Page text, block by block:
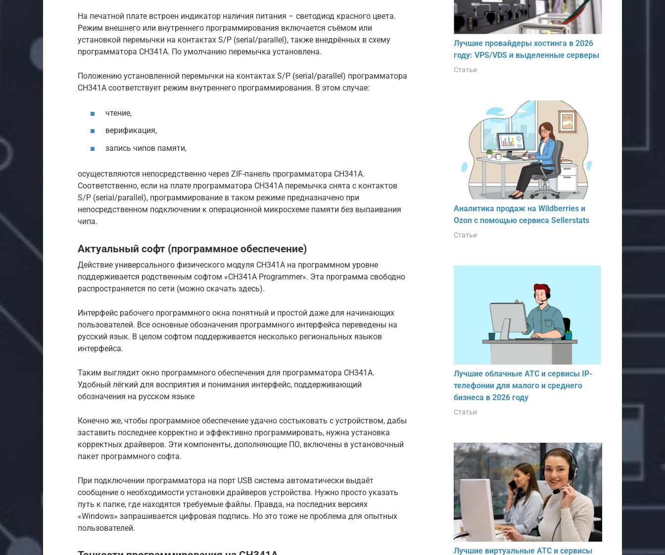
На печатной плате встроен индикатор наличия питания – светодиод красного цвета.
Режим внешнего или внутреннего программирования включается съёмом или
установкой перемычки на контактах S/P (serial/parallel), также внедрённых в схему
программатора CH341A. По умолчанию перемычка установлена.
Положению установленной перемычки на контактах S/P (serial/parallel) программатора
CH341A соответствует режим внутреннего программирования. В этом случае:
чтение,
верификация,
запись чипов памяти,
осуществляются непосредственно через ZIF-панель программатора CH341A.
Соответственно, если на плате программатора CH341A перемычка снята с контактов
S/P (serial/parallel), программирование в таком режиме предназначено при
непосредственном подключении к операционной микросхеме памяти без выпаивания
чипа.
Актуальный софт (программное обеспечение)
Действие универсального физического модуля CH341A на программном уровне
поддерживается родственным софтом «CH341A Programmer». Эта программа свободно
распространяется по сети (можно скачать здесь).
Интерфейс рабочего программного окна понятный и простой даже для начинающих
пользователей. Все основные обозначения программного интерфейса переведены на
русский язык. В целом софтом поддерживается несколько региональных языков
интерфейса.
Таким выглядит окно программного обеспечения для программатора CH341A.
Удобный лёгкий для восприятия и понимания интерфейс, поддерживающий
обозначения на русском языке
Конечно же, чтобы программное обеспечение удачно состыковать с устройством, дабы
заставить последнее корректно и эффективно программировать, нужна установка
корректных драйверов. Эти компоненты, дополняющие ПО, включены в установочный
пакет программного софта.
При подключении программатора на порт USB система автоматически выдаёт
сообщение о необходимости установки драйверов устройства. Нужно просто указать
путь к папке, где находятся требуемые файлы. Правда, на последних версиях
«Windows» запрашивается цифровая подпись. Но это тоже не проблема для опытных
пользователей.
Лучшие провайдеры хостинга в 2026
году: VPS/VDS и выделенные серверы
Статьи
Аналитика продаж на Wildberries и
Ozon с помощью сервиса Sellerstats
Статьи
Лучшие облачные АТС и сервисы IP-
телефонии для малого и среднего
бизнеса в 2026 году
Статьи
Лучшие виртуальные АТС и сервисы